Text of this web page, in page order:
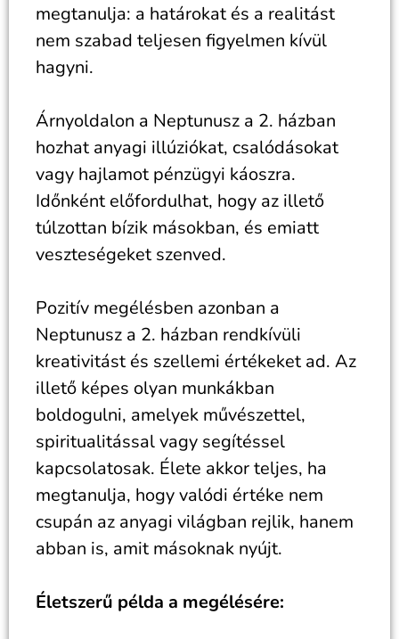
megtanulja: a határokat és a realitást
nem szabad teljesen figyelmen kívül
hagyni.
Árnyoldalon a Neptunusz a 2. házban
hozhat anyagi illúziókat, csalódásokat
vagy hajlamot pénzügyi káoszra.
Időnként előfordulhat, hogy az illető
túlzottan bízik másokban, és emiatt
veszteségeket szenved.
Pozitív megélésben azonban a
Neptunusz a 2. házban rendkívüli
kreativitást és szellemi értékeket ad. Az
illető képes olyan munkákban
boldogulni, amelyek művészettel,
spiritualitással vagy segítéssel
kapcsolatosak. Élete akkor teljes, ha
megtanulja, hogy valódi értéke nem
csupán az anyagi világban rejlik, hanem
abban is, amit másoknak nyújt.
Életszerű példa a megélésére: